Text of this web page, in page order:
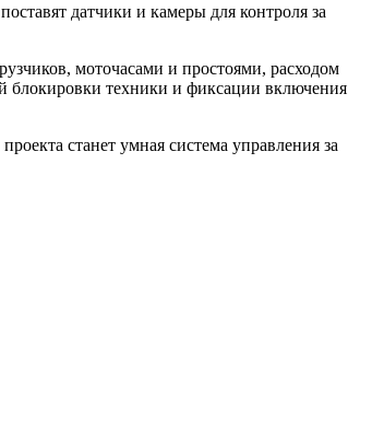
датчики и камеры для контроля за
моточасами и простоями, расходом
блокировки техники и фиксации включения
станет умная система управления за